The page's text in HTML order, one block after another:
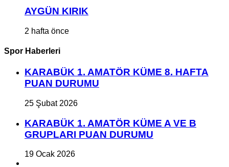
AYGÜN KIRIK
2 hafta önce
Spor Haberleri
KARABÜK 1. AMATÖR KÜME 8. HAFTA
PUAN DURUMU
25 Şubat 2026
KARABÜK 1. AMATÖR KÜME A VE B
GRUPLARI PUAN DURUMU
19 Ocak 2026